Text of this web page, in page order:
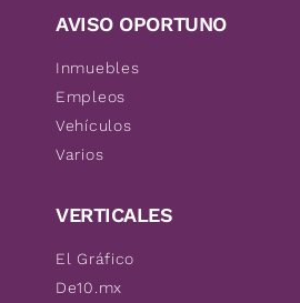
AVISO OPORTUNO
Inmuebles
Empleos
Vehículos
Varios
VERTICALES
El Gráfico
De10.mx